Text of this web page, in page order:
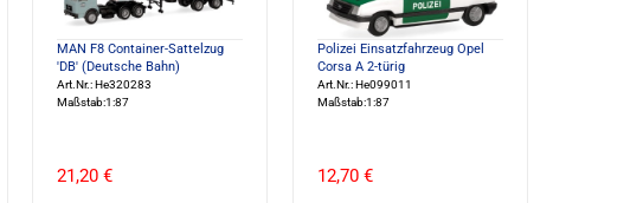
MAN F8 Container-Sattelzug
'DB' (Deutsche Bahn)
Art.Nr.: He320283
Maßstab:1:87
21,20 €
Polizei Einsatzfahrzeug Opel
Corsa A 2-türig
Art.Nr.: He099011
Maßstab:1:87
12,70 €